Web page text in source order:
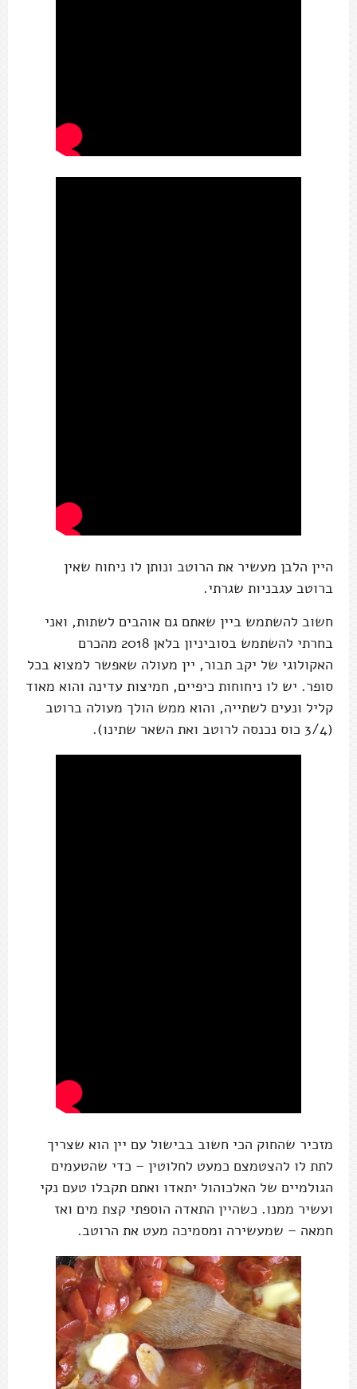
היין הלבן מעשיר את הרוטב ונותן לו ניחוח שאין
ברוטב עגבניות שגרתי.
חשוב להשתמש ביין שאתם גם אוהבים לשתות, ואני
בחרתי להשתמש בסוביניון בלאן 2018 מהכרם
האקולוגי של יקב תבור, יין מעולה שאפשר למצוא בכל
סופר. יש לו ניחוחות כיפיים, חמיצות עדינה והוא מאוד
קליל ונעים לשתייה, והוא ממש הולך מעולה ברוטב
(3/4 כוס נכנסה לרוטב ואת השאר שתינו).
מזכיר שהחוק הכי חשוב בבישול עם יין הוא שצריך
לתת לו להצטמצם כמעט לחלוטין – כדי שהטעמים
הגולמיים של האלכוהול יתאדו ואתם תקבלו טעם נקי
ועשיר ממנו. כשהיין התאדה הוספתי קצת מים ואז
חמאה – שמעשירה ומסמיכה מעט את הרוטב.